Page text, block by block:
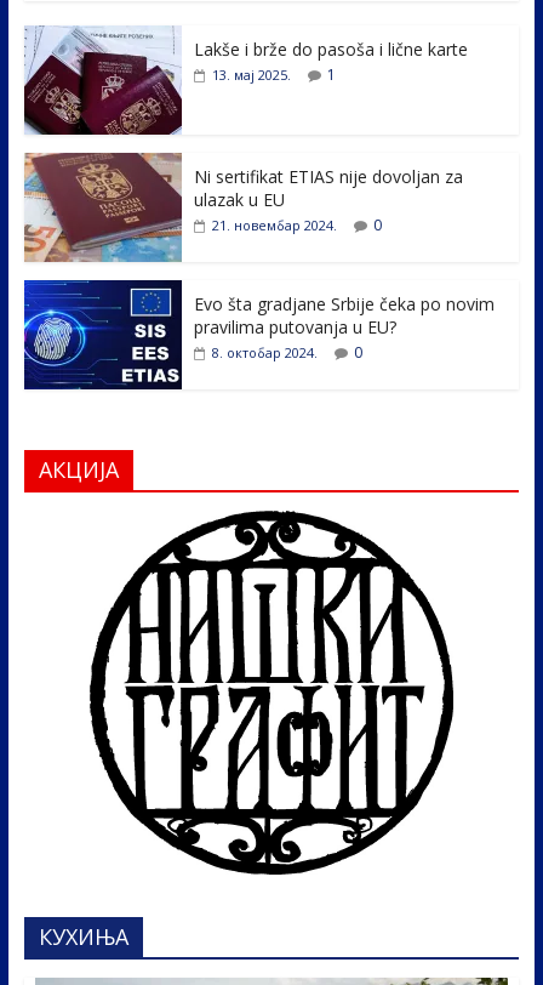
e
b
o
o
k
itt
er e e
Lakše i brže do pasoša i lične karte
13. мај 2025. 1
Ni sertifikat ETIAS nije dovoljan za
ulazak u EU
21. новембар 2024. 0
Evo šta gradjane Srbije čeka po novim
pravilima putovanja u EU?
8. октобар 2024. 0
АКЦИЈА
КУХИЊА